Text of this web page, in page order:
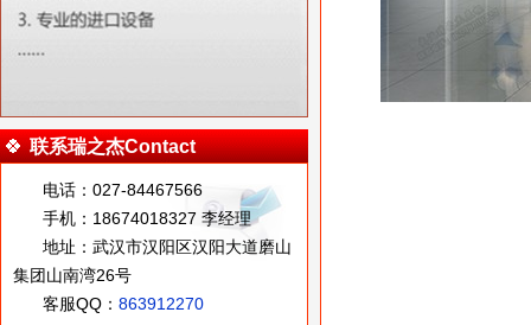
联系瑞之杰Contact
电话：027-84467566
手机：18674018327 李经理
地址：武汉市汉阳区汉阳大道磨山
集团山南湾26号
客服QQ： 863912270